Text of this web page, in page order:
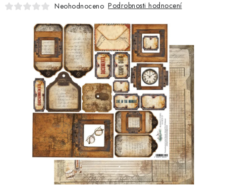
OBLÍBENÉ ♥️
FOTORECENZE
MOJE OBJEDNÁVKA
ZNAČKY
Doprava Kontakty Moje objednávka
Oblíbené ♥️
Hodnocení obchodu
Obchodní podmínky
Podmínky ochrany osobních údajů
Ověřování recenzí
Neohodnoceno Podrobnosti hodnocení